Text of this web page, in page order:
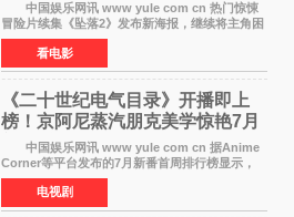
中国娱乐网讯 www yule com cn 热门惊悚
冒险片续集《坠落2》发布新海报，继续将主角困
于绝境高处——这一次，是摇摇欲坠的徒步栈
道。该片将于今年9月2日北美上映，恐高症患者
请提前做好心理
看电影
《二十世纪电气目录》开播即上
榜！京阿尼蒸汽朋克美学惊艳7月
新番季
中国娱乐网讯 www yule com cn 据Anime
Corner等平台发布的7月新番首周排行榜显示，
由京都动画制作的《二十世纪电气目录》在多个
榜单中表现亮眼，位列AniLab全球TOP10第十
名。该剧改编自结
电视剧